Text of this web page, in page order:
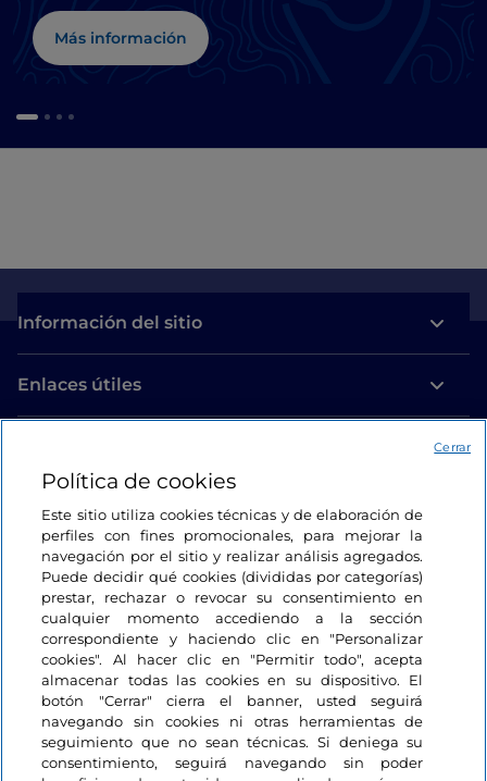
Más información
Información del sitio
Enlaces útiles
Estamos en contacto
Política de cookies
Este sitio utiliza cookies técnicas y de elaboración de
perfiles con fines promocionales, para mejorar la
navegación por el sitio y realizar análisis agregados.
Puede decidir qué cookies (divididas por categorías)
prestar, rechazar o revocar su consentimiento en
cualquier momento accediendo a la sección
correspondiente y haciendo clic en "Personalizar
cookies". Al hacer clic en "Permitir todo", acepta
almacenar todas las cookies en su dispositivo. El
botón "Cerrar" cierra el banner, usted seguirá
navegando sin cookies ni otras herramientas de
seguimiento que no sean técnicas. Si deniega su
consentimiento, seguirá navegando sin poder
Cerrar